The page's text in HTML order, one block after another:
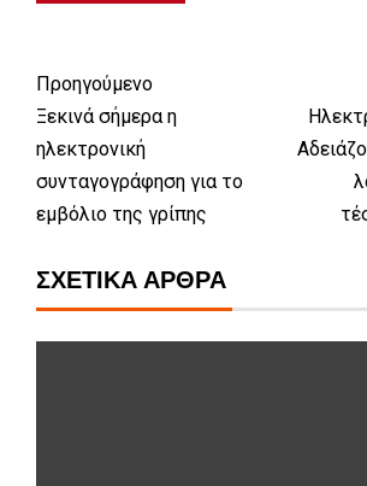
Προηγούμενο
Ξεκινά σήμερα η
ηλεκτρονική
συνταγογράφηση για το
εμβόλιο της γρίπης
ΣΧΕΤΙΚΆ ΆΡΘΡΑ